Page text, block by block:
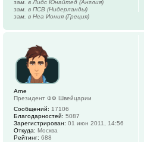
зам. в Лидс Юнайтед (Англия)
зам. в ПСВ (Нидерланды)
зам. в Неа Иония (Греция)
Arne
Президент ФФ Швейцарии
Сообщений: 17106
Благодарностей: 5087
Зарегистрирован: 01 июн 2011, 14:56
Откуда: Москва
Рейтинг: 688